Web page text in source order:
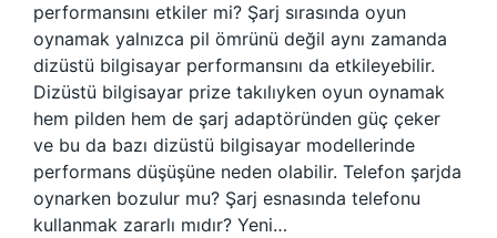
performansını etkiler mi? Şarj sırasında oyun
oynamak yalnızca pil ömrünü değil aynı zamanda
dizüstü bilgisayar performansını da etkileyebilir.
Dizüstü bilgisayar prize takılıyken oyun oynamak
hem pilden hem de şarj adaptöründen güç çeker
ve bu da bazı dizüstü bilgisayar modellerinde
performans düşüşüne neden olabilir. Telefon şarjda
oynarken bozulur mu? Şarj esnasında telefonu
kullanmak zararlı mıdır? Yeni…